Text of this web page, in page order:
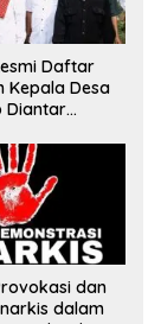
Daftar
Kepala Desa
Diantar
Meja Panitia
dan
dalam